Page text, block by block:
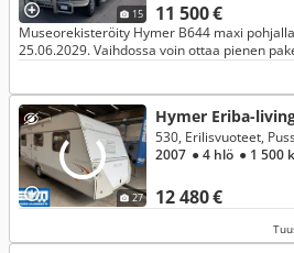
15 11 500 €
Museorekisteröity Hymer B644 maxi
25.06.2029.
27
Hymer Eriba-
12 480 €
2007 ● 4 hlö ● 1 500